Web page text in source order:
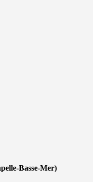
Basse-Mer)